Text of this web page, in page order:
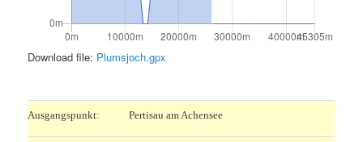
Download file: Plumsjoch.gpx
Ausgangspunkt: Pertisau am Achensee